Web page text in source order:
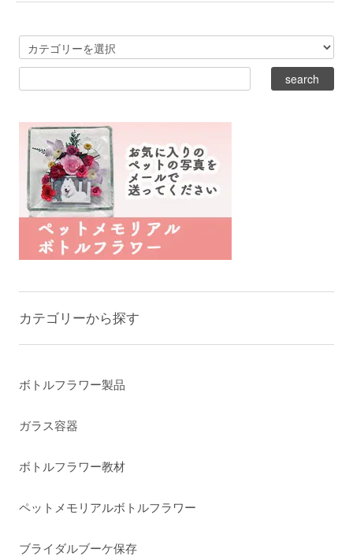
カテゴリーから探す
ボトルフラワー製品
ガラス容器
ボトルフラワー教材
ペットメモリアルボトルフラワー
ブライダルブーケ保存